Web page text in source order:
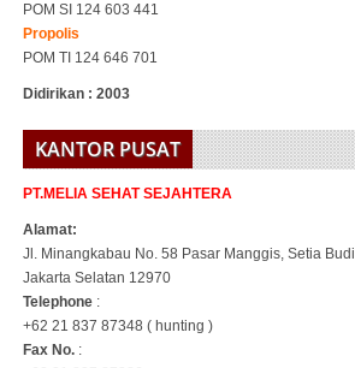
POM SI 124 603 441
Propolis
POM TI 124 646 701
Didirikan : 2003
KANTOR PUSAT
PT.MELIA SEHAT SEJAHTERA
Alamat:
Jl. Minangkabau No. 58 Pasar Manggis, Setia Budi
Jakarta Selatan 12970
Telephone :
+62 21 837 87348 ( hunting )
Fax No. :